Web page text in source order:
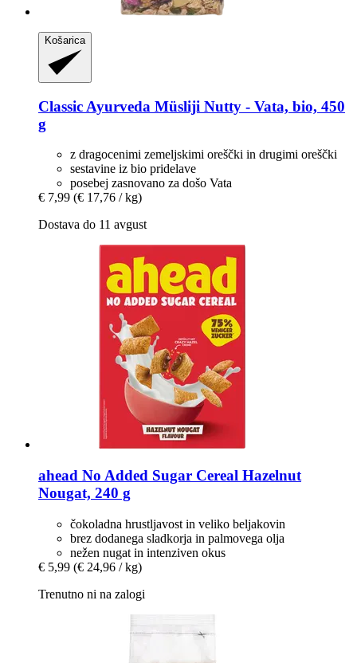
Košarica
Classic Ayurveda Müsliji Nutty -​ Vata, bio, 450
g
z dragocenimi zemeljskimi oreščki in drugimi oreščki
sestavine iz bio pridelave
posebej zasnovano za došo Vata
€ 7,99 (€ 17,76 / kg)
Dostava do 11 avgust
ahead No Added Sugar Cereal Hazelnut
Nougat, 240 g
čokoladna hrustljavost in veliko beljakovin
brez dodanega sladkorja in palmovega olja
nežen nugat in intenziven okus
€ 5,99 (€ 24,96 / kg)
Trenutno ni na zalogi